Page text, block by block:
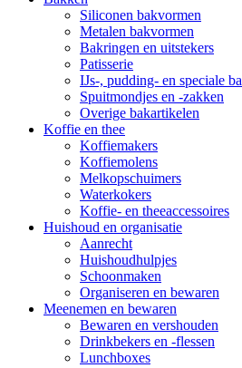
Siliconen bakvormen
Metalen bakvormen
Bakringen en uitstekers
Patisserie
IJs-, pudding- en speciale
Spuitmondjes en -zakken
Overige bakartikelen
Koffie en thee
Koffiemakers
Koffiemolens
Melkopschuimers
Waterkokers
Koffie- en theeaccessoires
Huishoud en organisatie
Aanrecht
Huishoudhulpjes
Schoonmaken
Organiseren en bewaren
Meenemen en bewaren
Bewaren en vershouden
Drinkbekers en -flessen
Lunchboxes